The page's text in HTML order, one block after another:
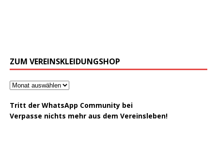
ZUM VEREINSKLEIDUNGSHOP
Tritt der WhatsApp Community bei
Verpasse nichts mehr aus dem Vereinsleben!